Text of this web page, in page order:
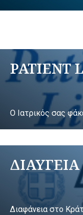
PATIENT
Ο Ιατρικός σας
ΔΙΑΥΓΕΙΑ
Διαφάνεια στο